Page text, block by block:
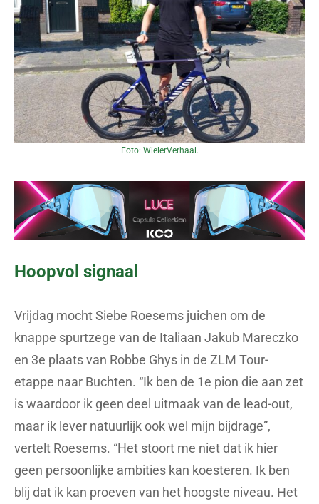
Foto: WielerVerhaal.
Hoopvol signaal
Vrijdag mocht Siebe Roesems juichen om de
knappe spurtzege van de Italiaan Jakub Mareczko
en 3e plaats van Robbe Ghys in de ZLM Tour-
etappe naar Buchten. “Ik ben de 1e pion die aan zet
is waardoor ik geen deel uitmaak van de lead-out,
maar ik lever natuurlijk ook wel mijn bijdrage”,
vertelt Roesems. “Het stoort me niet dat ik hier
geen persoonlijke ambities kan koesteren. Ik ben
blij dat ik kan proeven van het hoogste niveau. Het